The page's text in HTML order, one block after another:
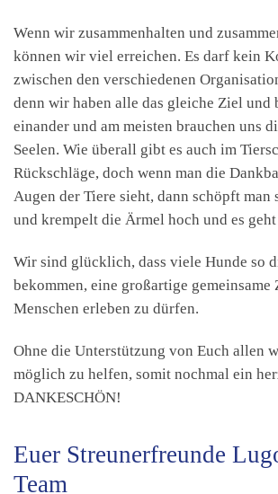
Wenn wir zusammenhalten und
können wir viel erreichen. Es darf kein
zwischen den verschiedenen
denn wir haben alle das gleiche Ziel und
einander und am meisten brauchen uns
Seelen. Wie überall gibt es auch im
Rückschläge, doch wenn man die
Augen der Tiere sieht, dann schöpft man
und krempelt die Ärmel hoch und es
Wir sind glücklich, dass viele Hunde so
bekommen, eine großartige gemeinsame
Menschen erleben zu dürfen.
Ohne die Unterstützung von Euch allen
möglich zu helfen, somit nochmal ein
DANKESCHÖN!
Euer Streunerfreunde
Team